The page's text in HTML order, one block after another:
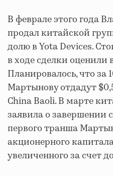
В феврале этого года
продал китайской
долю в Yota Devices.
в ходе сделки оценили
Планировалось, что за
Мартынову отдадут
China Baoli. В марте
заявила о завершении
первого транша
акционерного
увеличенного за счет